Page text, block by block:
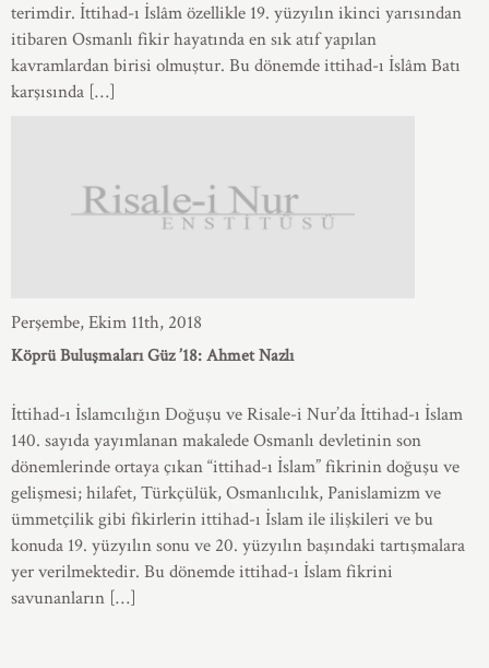
terimdir. İttihad-ı İslâm özellikle 19. yüzyılın ikinci yarısından
itibaren Osmanlı fikir hayatında en sık atıf yapılan
kavramlardan birisi olmuştur. Bu dönemde ittihad-ı İslâm Batı
karşısında […]
Perşembe, Ekim 11th, 2018
Köprü Buluşmaları Güz ’18: Ahmet Nazlı
İttihad-ı İslamcılığın Doğuşu ve Risale-i Nur’da İttihad-ı İslam
140. sayıda yayımlanan makalede Osmanlı devletinin son
dönemlerinde ortaya çıkan “ittihad-ı İslam” fikrinin doğuşu ve
gelişmesi; hilafet, Türkçülük, Osmanlıcılık, Panislamizm ve
ümmetçilik gibi fikirlerin ittihad-ı İslam ile ilişkileri ve bu
konuda 19. yüzyılın sonu ve 20. yüzyılın başındaki tartışmalara
yer verilmektedir. Bu dönemde ittihad-ı İslam fikrini
savunanların […]